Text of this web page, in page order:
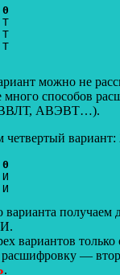
можно не
много способов
АВЭВТ…).
четвертый вариант:
варианта получаем
вариантов
—
.